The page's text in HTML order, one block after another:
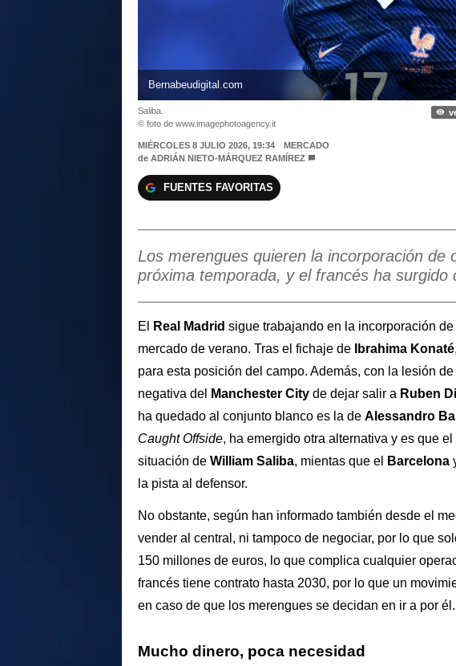
Bernabeudigital.com
Saliba.
© foto de www.imagephotoagency.it
MIÉRCOLES 8 JULIO 2026, 19:34
MERCADO
de ADRIÁN NIETO-MÁRQUEZ RAMÍREZ
FUENTES FAVORITAS
Los merengues quieren la incorporación de
próxima temporada, y el francés ha surgido
El Real Madrid sigue trabajando en la incorporación
mercado de verano. Tras el fichaje de
Ibrahima Konaté
para esta posición del campo. Además, con la lesión de
negativa del
Manchester City de dejar salir a Ruben
ha quedado al conjunto blanco es la de Alessandro
Caught Offside, ha emergido otra alternativa y es que
situación de William Saliba, mientas que el Barcelona
la pista al defensor.
No obstante, según han informado también desde el
vender al central, ni tampoco de negociar, por lo que
150 millones de euros, lo que complica cualquier
francés tiene contrato hasta 2030, por lo que un
en caso de que los merengues se decidan en ir a por él.
Mucho dinero, poca necesidad